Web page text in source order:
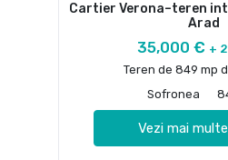
Cartier Verona–teren
Arad
35,000 € +
Teren de 849 mp
Sofronea
Vezi mai